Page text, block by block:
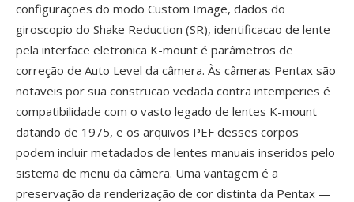
configurações do modo Custom Image, dados do
giroscopio do Shake Reduction (SR), identificacao de lente
pela interface eletronica K-mount é parâmetros de
correção de Auto Level da câmera. Às câmeras Pentax são
notaveis por sua construcao vedada contra intemperies é
compatibilidade com o vasto legado de lentes K-mount
datando de 1975, e os arquivos PEF desses corpos
podem incluir metadados de lentes manuais inseridos pelo
sistema de menu da câmera. Uma vantagem é a
preservação da renderização de cor distinta da Pentax —